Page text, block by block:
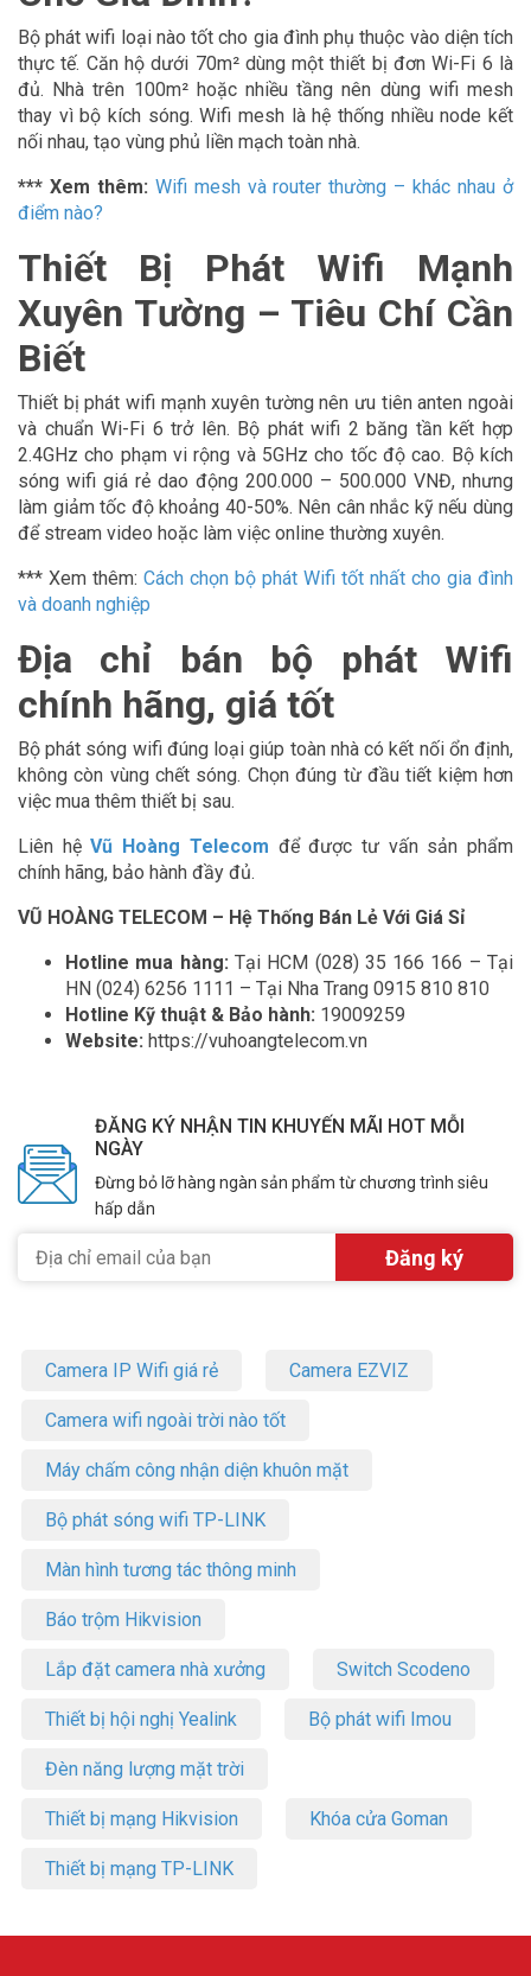
Bộ phát wifi loại nào tốt cho gia đình phụ thuộc vào diện tích
thực tế. Căn hộ dưới 70m² dùng một thiết bị đơn Wi-Fi 6 là
đủ. Nhà trên 100m² hoặc nhiều tầng nên dùng wifi mesh
thay vì bộ kích sóng. Wifi mesh là hệ thống nhiều node kết
nối nhau, tạo vùng phủ liền mạch toàn nhà.
*** Xem thêm: Wifi mesh và router thường – khác nhau ở
điểm nào?
Thiết Bị Phát Wifi Mạnh
Xuyên Tường – Tiêu Chí Cần
Biết
Thiết bị phát wifi mạnh xuyên tường nên ưu tiên anten ngoài
và chuẩn Wi-Fi 6 trở lên. Bộ phát wifi 2 băng tần kết hợp
2.4GHz cho phạm vi rộng và 5GHz cho tốc độ cao. Bộ kích
sóng wifi giá rẻ dao động 200.000 – 500.000 VNĐ, nhưng
làm giảm tốc độ khoảng 40-50%. Nên cân nhắc kỹ nếu dùng
để stream video hoặc làm việc online thường xuyên.
*** Xem thêm: Cách chọn bộ phát Wifi tốt nhất cho gia đình
và doanh nghiệp
Địa chỉ bán bộ phát Wifi
chính hãng, giá tốt
Bộ phát sóng wifi đúng loại giúp toàn nhà có kết nối ổn định,
không còn vùng chết sóng. Chọn đúng từ đầu tiết kiệm hơn
việc mua thêm thiết bị sau.
Liên hệVũ Hoàng Telecom để được tư vấn sản phẩm
chính hãng, bảo hành đầy đủ.
VŨ HOÀNG TELECOM – Hệ Thống Bán Lẻ Với Giá Sỉ
Hotline mua hàng: Tại HCM (028) 35 166 166 – Tại
HN (024) 6256 1111 – Tại Nha Trang 0915 810 810
Hotline Kỹ thuật & Bảo hành: 19009259
Website: https://vuhoangtelecom.vn
ĐĂNG KÝ NHẬN TIN KHUYẾN MÃI HOT MỖI
NGÀY
Đừng bỏ lỡ hàng ngàn sản phẩm từ chương trình siêu
hấp dẫn
Camera IP Wifi giá rẻ Camera EZVIZ
Camera wifi ngoài trời nào tốt
Máy chấm công nhận diện khuôn mặt
Bộ phát sóng wifi TP-LINK
Màn hình tương tác thông minh
Báo trộm Hikvision
Lắp đặt camera nhà xưởng Switch Scodeno
Thiết bị hội nghị Yealink Bộ phát wifi Imou
Đèn năng lượng mặt trời
Thiết bị mạng Hikvision Khóa cửa Goman
Thiết bị mạng TP-LINK